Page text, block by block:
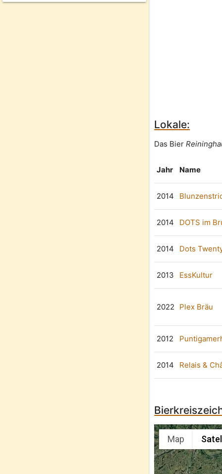
Lokale:
Das Bier
Jahr Name
2014
2014 DOTS im
2014 Dots
2013 EssKultur
2022 Plex Bräu
2012
2014 Relais &
Map